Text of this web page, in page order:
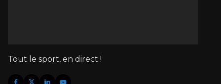
Tout le sport, en direct !